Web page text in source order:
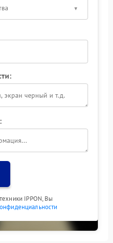
IPPON, Вы